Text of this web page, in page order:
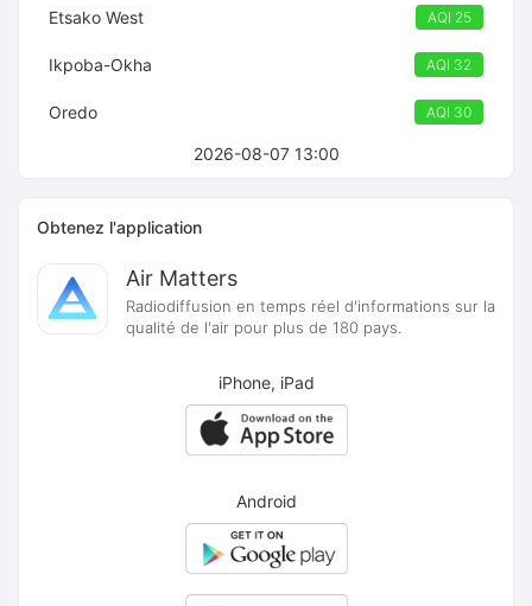
2026-08-07 13:00
Etsako West AQI 25
Ikpoba-Okha AQI 32
Oredo AQI 30
Obtenez l'application
Air Matters
Radiodiffusion en temps réel d'informations sur la
qualité de l'air pour plus de 180 pays.
iPhone, iPad
Android